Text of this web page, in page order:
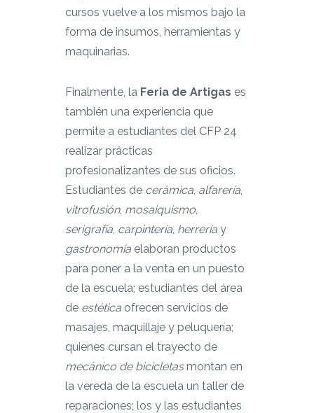
cursos vuelve a los mismos bajo la
forma de insumos, herramientas y
maquinarias.
Finalmente, la Feria de Artigas es
también una experiencia que
permite a estudiantes del CFP 24
realizar prácticas
profesionalizantes de sus oficios.
Estudiantes de cerámica, alfarería,
vitrofusión, mosaiquismo,
serigrafía, carpintería, herreríay
gastronomíaelaboran productos
para poner a la venta en un puesto
de la escuela; estudiantes del área
de estéticaofrecen servicios de
masajes, maquillaje y peluquería;
quienes cursan el trayecto de
mecánico de bicicletasmontan en
la vereda de la escuela un taller de
reparaciones; los y las estudiantes